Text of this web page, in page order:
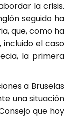
la crisis.
seguido ha
que, como ha
incluido el caso
la primera
a Bruselas
una situación
que hoy